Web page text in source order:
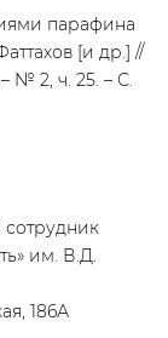
парафина
[и др.] //
№ 2, ч. 25. – С.
им. В.Д.
186А